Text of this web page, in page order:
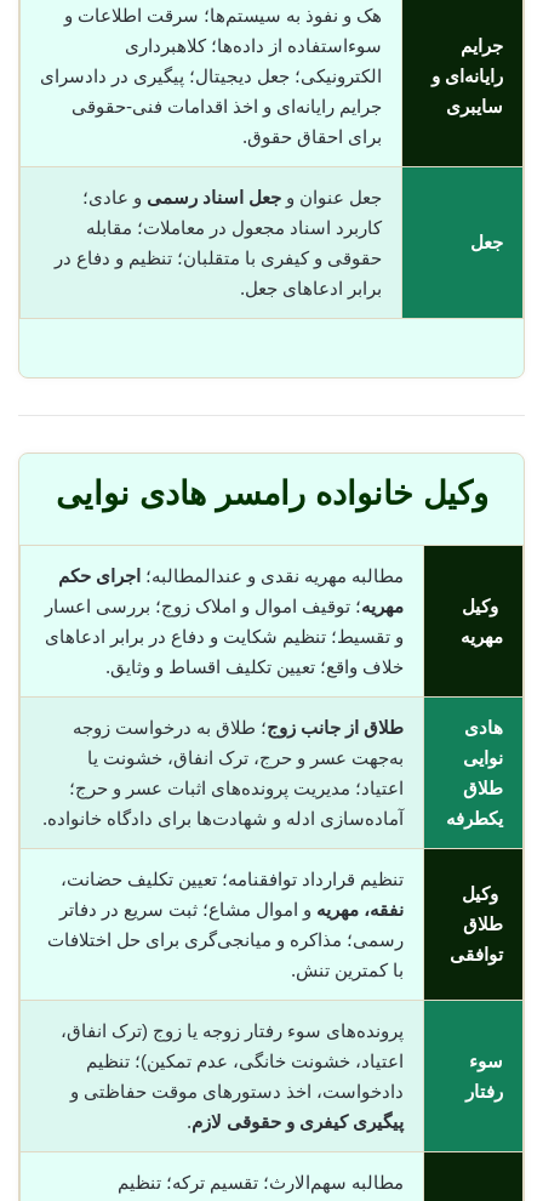
جرایم
رایانه‌ای و
سایبری
هک و نفوذ به سیستم‌ها؛ سرقت اطلاعات و
سوء‌استفاده از داده‌ها؛ کلاهبرداری
الکترونیکی؛ جعل دیجیتال؛ پیگیری در دادسرای
جرایم رایانه‌ای و اخذ اقدامات فنی-حقوقی
برای احقاق حقوق.
جعل
جعل عنوان و جعل اسناد رسمی و عادی؛
کاربرد اسناد مجعول در معاملات؛ مقابله
حقوقی و کیفری با متقلبان؛ تنظیم و دفاع در
برابر ادعاهای جعل.
وکیل خانواده رامسر هادی نوایی
وکیل
مهریه
مطالبه مهریه نقدی و عندالمطالبه؛ اجرای حکم
مهریه؛ توقیف اموال و املاک زوج؛ بررسی اعسار
و تقسیط؛ تنظیم شکایت و دفاع در برابر ادعاهای
خلاف واقع؛ تعیین تکلیف اقساط و وثایق.
هادی
نوایی
طلاق
یکطرفه
طلاق از جانب زوج؛ طلاق به درخواست زوجه
به‌جهت عسر و حرج، ترک انفاق، خشونت یا
اعتیاد؛ مدیریت پرونده‌های اثبات عسر و حرج؛
آماده‌سازی ادله و شهادت‌ها برای دادگاه خانواده.
وکیل
طلاق
توافقی
تنظیم قرارداد توافقنامه؛ تعیین تکلیف حضانت،
نفقه، مهریه و اموال مشاع؛ ثبت سریع در دفاتر
رسمی؛ مذاکره و میانجی‌گری برای حل اختلافات
با کمترین تنش.
سوء
رفتار
پرونده‌های سوء رفتار زوجه یا زوج (ترک انفاق،
اعتیاد، خشونت خانگی، عدم تمکین)؛ تنظیم
دادخواست، اخذ دستورهای موقت حفاظتی و
پیگیری کیفری و حقوقی لازم.
مطالبه سهم‌الارث؛ تقسیم ترکه؛ تنظیم